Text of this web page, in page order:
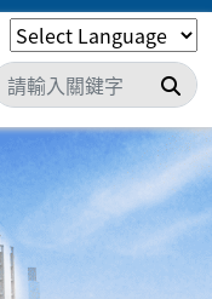
搜